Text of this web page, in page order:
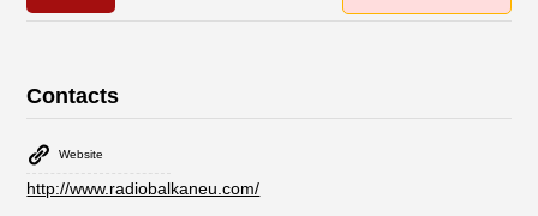
Contacts
Website
http://www.radiobalkaneu.com/